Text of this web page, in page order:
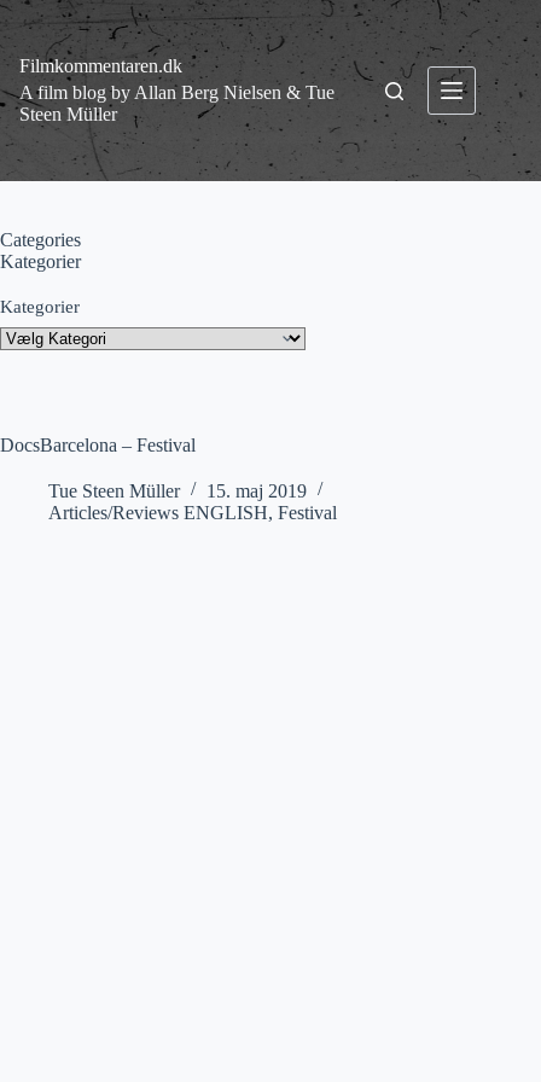
Fortsæt
indhold
Filmkommentaren.dk
A film blog by Allan Berg Nielsen & Tue
Steen Müller
DocsBarcelona – Festival
Tue Steen Müller
15. maj 2019
Articles/Reviews ENGLISH, Festival
Categories
Kategorier
Kategorier